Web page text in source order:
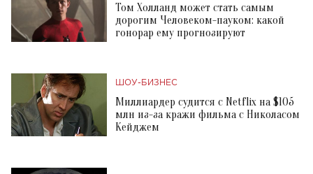
Том Холланд может стать самым
дорогим Человеком-пауком: какой
гонорар ему прогнозируют
ШОУ-БИЗНЕС
Миллиардер судится с Netflix на $105
млн из-за кражи фильма с Николасом
Кейджем